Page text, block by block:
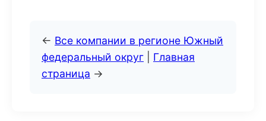
← Все компании в регионе Южный
федеральный округ
Главная
страница →